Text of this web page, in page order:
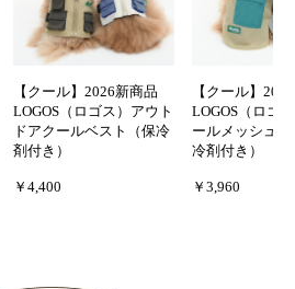
【クール】2026新商品
LOGOS（ロゴス）アウト
ドアクールベスト（保冷
剤付き）
￥4,400
【クール】
LOGOS（ロゴ
ールメッシュ
冷剤付き）
￥3,960